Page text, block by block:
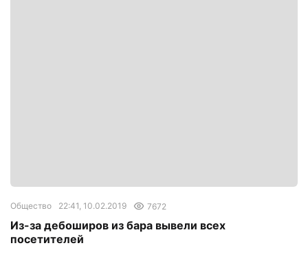
Общество 22:41, 10.02.2019 7672
Из-за дебоширов из бара вывели всех
посетителей